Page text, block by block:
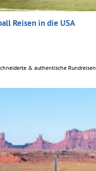
Reisen in die USA
& authentische Rundreisen